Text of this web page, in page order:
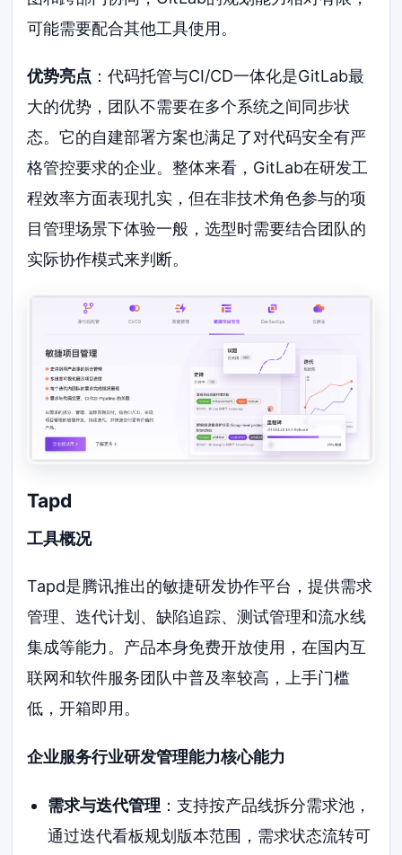
可能需要配合其他工具使用。
优势亮点 ：代码托管与CI/CD一体化是GitLab最
大的优势，团队不需要在多个系统之间同步状
态。它的自建部署方案也满足了对代码安全有严
格管控要求的企业。整体来看，GitLab在研发工
程效率方面表现扎实，但在非技术角色参与的项
目管理场景下体验一般，选型时需要结合团队的
实际协作模式来判断。
Tapd
工具概况
Tapd是腾讯推出的敏捷研发协作平台，提供需求
管理、迭代计划、缺陷追踪、测试管理和流水线
集成等能力。产品本身免费开放使用，在国内互
联网和软件服务团队中普及率较高，上手门槛
低，开箱即用。
企业服务行业研发管理能力核心能力
需求与迭代管理 ：支持按产品线拆分需求池，
通过迭代看板规划版本范围，需求状态流转可